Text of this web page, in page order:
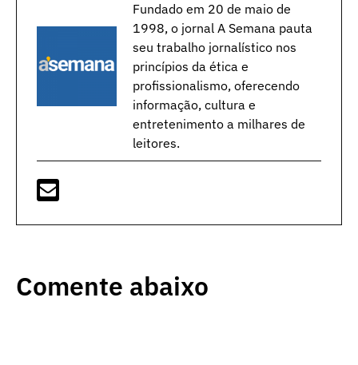
Fundado em 20 de maio de
1998, o jornal A Semana pauta
seu trabalho jornalístico nos
princípios da ética e
profissionalismo, oferecendo
informação, cultura e
entretenimento a milhares de
leitores.
Comente abaixo